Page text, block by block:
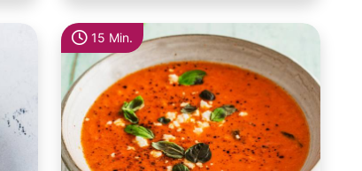
15 Min.